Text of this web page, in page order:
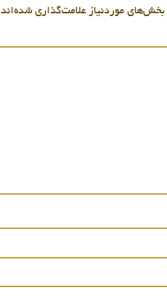
بخش‌های موردنیاز علامت‌گذاری شده‌اند